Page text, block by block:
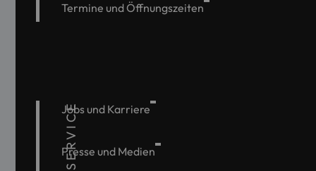
Termine und Öffnungszeiten
SERVICE
Jobs und Karriere
Presse und Medien